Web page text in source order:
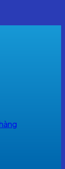
VNĐ.